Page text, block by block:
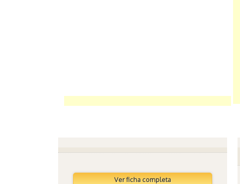
Ver ficha completa